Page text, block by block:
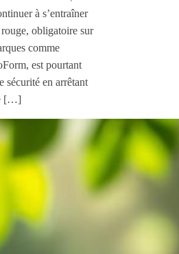
à s’entraîner
obligatoire sur
comme
est pourtant
sécurité en arrêtant
[…]